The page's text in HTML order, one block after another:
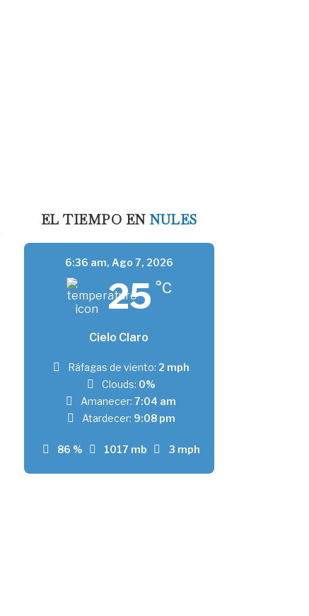
EL TIEMPO EN NULES
6:36 am, Ago 7, 2026
25 °C
Cielo Claro
86 % 1017 mb 3 mph
Ráfagas de viento: 2 mph
Clouds: 0%
Amanecer: 7:04 am
Atardecer: 9:08 pm